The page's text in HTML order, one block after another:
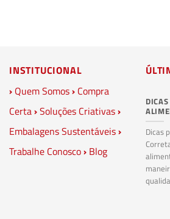
INSTITUCIONAL
› Quem Somos› Compra
Certa›Soluções Criativas›
Embalagens Sustentáveis›
Trabalhe Conosco› Blog
Dicas